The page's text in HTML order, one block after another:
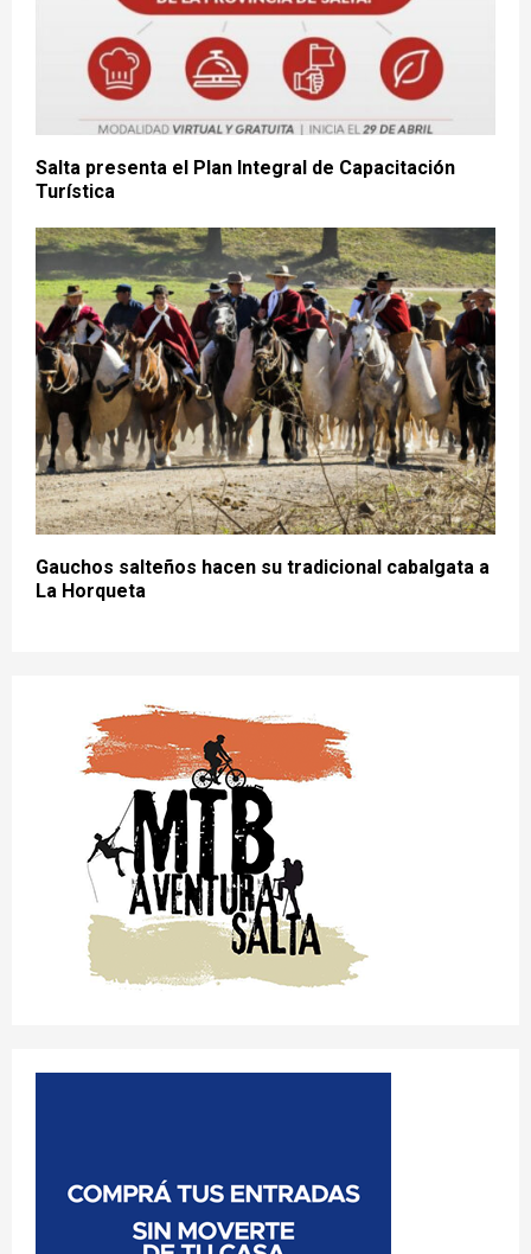
Salta presenta el Plan Integral de Capacitación
Turística
Gauchos salteños hacen su tradicional cabalgata a
La Horqueta